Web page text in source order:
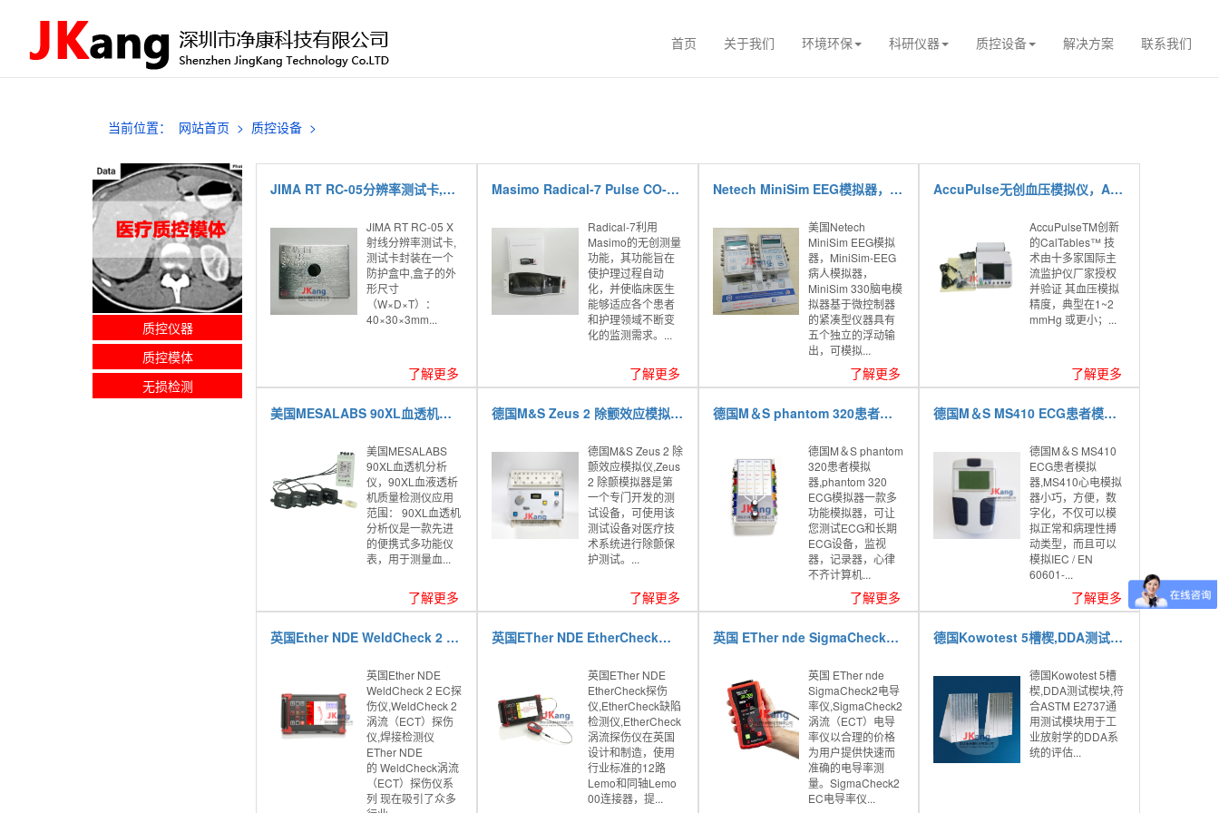
首页 关于我们 环境环保 科研仪器 质控设备 解决方案 联系我们
当前位置： 网站首页 > 质控设备 >
质控仪器
质控模体
无损检测
JIMA RT RC-05分辨率测试卡,X射线分辨率测试卡
JIMA RT RC-05 X
射线分辨率测试卡,
测试卡封装在一个
防护盒中,盒子的外
形尺寸
（W×D×T）：
40×30×3mm...
了解更多
Masimo Radical-7 Pulse CO-Oximeter脉搏血氧仪,Radical-7血氧监测仪
Radical-7利用
Masimo的无创测量
功能，其功能旨在
使护理过程自动
化，并使临床医生
能够适应各个患者
和护理领域不断变
化的监测需求。...
了解更多
Netech MiniSim EEG模拟器，MiniSim-EEG病人模拟器，MiniSim 330脑电模拟器
美国Netech
MiniSim EEG模拟
器，MiniSim-EEG
病人模拟器，
MiniSim 330脑电模
拟器基于微控制器
的紧凑型仪器具有
五个独立的浮动输
出，可模拟...
了解更多
AccuPulse无创血压模拟仪，AccuPulse无创血压模拟器
AccuPulseTM创新
的CalTables™ 技
术由十多家国际主
流监护仪厂家授权
并验证 其血压模拟
精度，典型在1~2
mmHg 或更小；...
了解更多
美国MESALABS 90XL血透机分析仪
美国MESALABS
90XL血透机分析
仪，90XL血液透析
机质量检测仪应用
范围： 90XL血透机
分析仪是一款先进
的便携式多功能仪
表，用于测量血...
了解更多
德国M&S Zeus 2 除颤效应模拟仪,Zeus 2 除颤模拟器
德国M&S Zeus 2 除
颤效应模拟仪,Zeus
2 除颤模拟器是第
一个专门开发的测
试设备，可使用该
测试设备对医疗技
术系统进行除颤保
护测试。...
了解更多
德国M＆S phantom 320患者模拟器,phantom 320 ECG模拟器
德国M＆S phantom
320患者模拟
器,phantom 320
ECG模拟器一款多
功能模拟器，可让
您测试ECG和长期
ECG设备，监视
器，记录器，心律
不齐计算机...
了解更多
德国M＆S MS410 ECG患者模拟器,MS410心电模拟器
德国M＆S MS410
ECG患者模拟
器,MS410心电模拟
器小巧，方便，数
字化，不仅可以模
拟正常和病理性搏
动类型，而且可以
模拟IEC / EN
60601-...
了解更多
英国Ether NDE WeldCheck 2 EC探伤仪,WeldCheck 2涡流（ECT）探伤仪,焊接检测仪
英国Ether NDE
WeldCheck 2 EC探
伤仪,WeldCheck 2
涡流（ECT）探伤
仪,焊接检测仪
ETher NDE
的 WeldCheck涡流
（ECT）探伤仪系
列 现在吸引了众多
英国ETher NDE EtherCheck探伤仪,EtherCheck缺陷检测仪,EtherCheck涡流探伤仪
英国ETher NDE
EtherCheck探伤
仪,EtherCheck缺陷
检测仪,EtherCheck
涡流探伤仪在英国
设计和制造，使用
行业标准的12路
Lemo和同轴Lemo
00连接器，提...
英国 ETher nde SigmaCheck2电导率仪,SigmaCheck2涡流（ECT）电导率仪
英国 ETher nde
SigmaCheck2电导
率仪,SigmaCheck2
涡流（ECT）电导
率仪以合理的价格
为用户提供快速而
准确的电导率测
量。SigmaCheck2
EC电导率仪...
德国Kowotest 5槽楔,DDA测试楔块,符合ASTM E2737通用测试模块
德国Kowotest 5槽
楔,DDA测试楔块,符
合ASTM E2737通
用测试模块用于工
业放射学的DDA系
统的评估...